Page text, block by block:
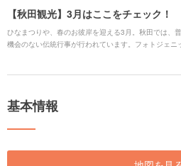
【秋田観光】3月はここをチェック！
ひなまつりや、春のお彼岸を迎える3月。秋田では、
機会のない伝統行事が行われています。フォトジェニ
基本情報